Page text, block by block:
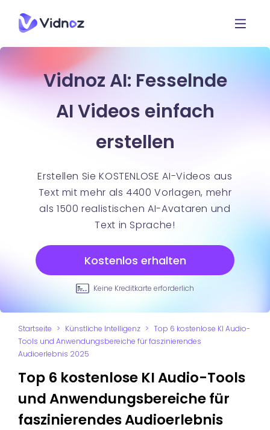
Vidnoz AI: Fesselnde
AI Videos einfach
erstellen
Erstellen Sie KOSTENLOSE AI-Videos aus
Text mit mehr als 4400 Vorlagen, mehr
als 1500 realistischen AI-Avataren und
Text in Sprache!
Kostenlos erhalten
Keine Kreditkarte erforderlich
Startseite > Künstliche Intelligenz > Top 6 kostenlose KI Audio-
Tools und Anwendungsbereiche für faszinierendes
Audioerlebnis 2025
Top 6 kostenlose KI Audio-Tools
und Anwendungsbereiche für
faszinierendes Audioerlebnis